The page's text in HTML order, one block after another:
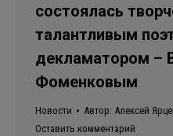
состоялась
талантливым
декламатором –
Фоменковым
Новости Автор: Алексей
Оставить комментарий